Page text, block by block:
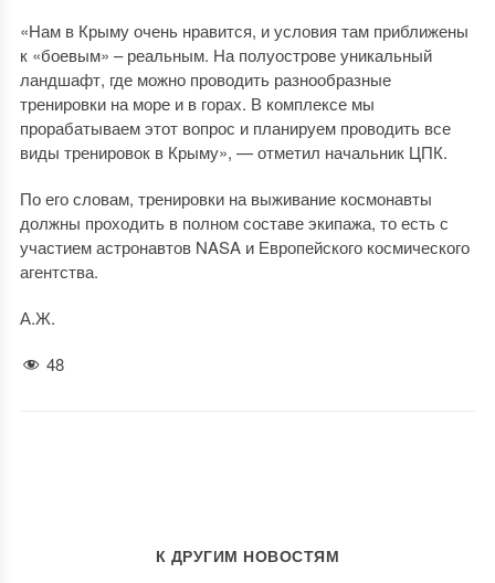
«Нам в Крыму очень нравится, и условия там приближены
к «боевым» – реальным. На полуострове уникальный
ландшафт, где можно проводить разнообразные
тренировки на море и в горах. В комплексе мы
прорабатываем этот вопрос и планируем проводить все
виды тренировок в Крыму», — отметил начальник ЦПК.
По его словам, тренировки на выживание космонавты
должны проходить в полном составе экипажа, то есть с
участием астронавтов NASA и Европейского космического
агентства.
А.Ж.
48
К ДРУГИМ НОВОСТЯМ